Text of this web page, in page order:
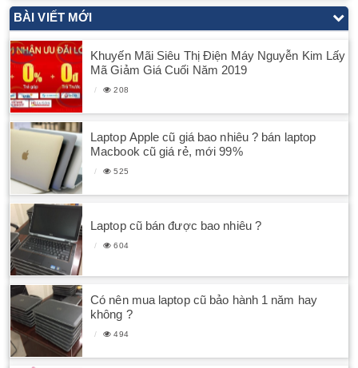
BÀI VIẾT MỚI
Khuyến Mãi Siêu Thị Điện Máy Nguyễn Kim Lấy
Mã Giảm Giá Cuối Năm 2019
208
Laptop Apple cũ giá bao nhiêu ? bán laptop
Macbook cũ giá rẻ, mới 99%
525
Laptop cũ bán được bao nhiêu ?
604
Có nên mua laptop cũ bảo hành 1 năm hay
không ?
494